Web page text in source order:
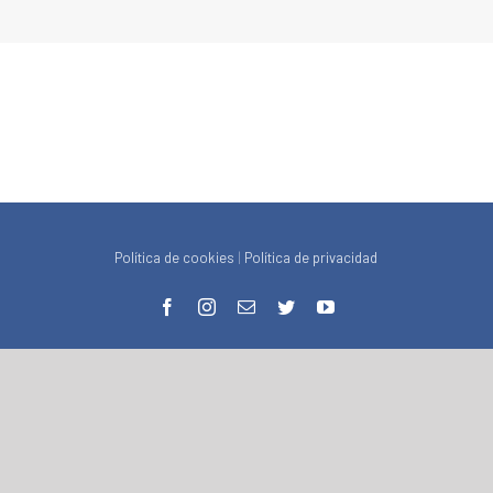
Política de cookies | Política de privacidad
facebookinstagram
Correotwitteryoutube